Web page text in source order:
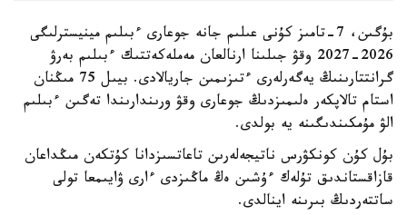
بۇگىن، 7-تامىز كۇنى عىلىم جانە جوعارى ءبىلىم مينيسترلىگى
2026-2027 وقۋ جىلىنا ارنالعان مەملەكەتتىك ءبىلىم بەرۋ
گرانتتارىنىڭ يەگەرلەرى ءتىزىمىن جاريالادى. بيىل 75 مىڭنان
استام تالاپكەر ەلىمىزدىڭ جوعارى وقۋ ورىندارىندا تەگىن ءبىلىم
الۋ مۇمكىندىگىنە يە بولدى.
بۇل كۇن كونكۋرس ناتيجەلەرىن تاعاتسىزدانا كۇتكەن مىڭداعان
قازاقستاندىق تۇلەك ءۇشىن ەڭ ماڭىزدى ءارى ۋايىمعا تولى
ساتتەردىڭ بىرىنە اينالدى.